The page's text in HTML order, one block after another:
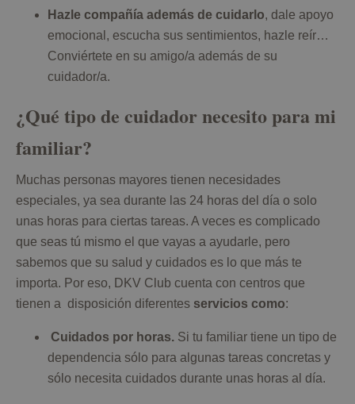
Hazle compañía además de cuidarlo, dale apoyo
emocional, escucha sus sentimientos, hazle reír…
Conviértete en su amigo/a además de su
cuidador/a.
¿Qué tipo de cuidador necesito para mi
familiar?
Muchas personas mayores tienen necesidades
especiales, ya sea durante las 24 horas del día o solo
unas horas para ciertas tareas. A veces es complicado
que seas tú mismo el que vayas a ayudarle, pero
sabemos que su salud y cuidados es lo que más te
importa. Por eso, DKV Club cuenta con centros que
tienen a disposición diferentes servicios como:
Cuidados por horas. Si tu familiar tiene un tipo de
dependencia sólo para algunas tareas concretas y
sólo necesita cuidados durante unas horas al día.